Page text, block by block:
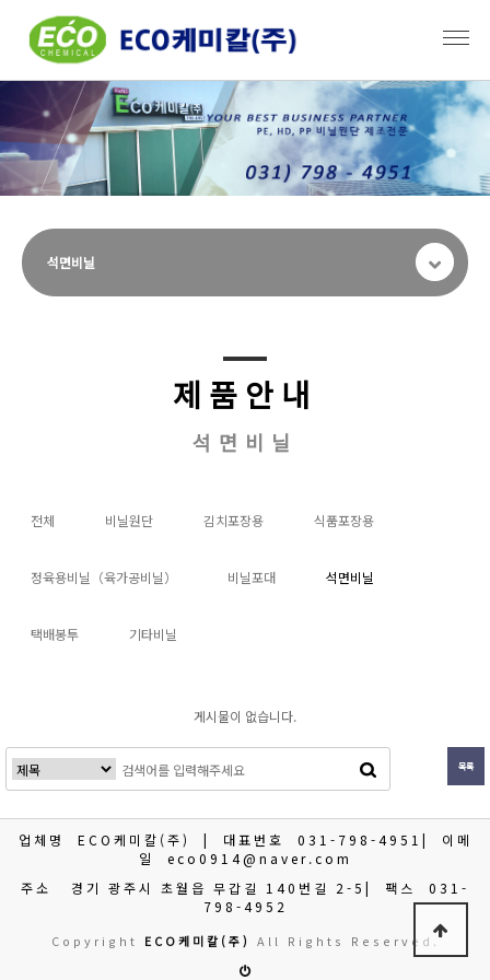
석면비닐
제품안내
석면비닐
전체 비닐원단 김치포장용 식품포장용
정육용비닐（육가공비닐） 비닐포대 석면비닐
택배봉투 기타비닐
게시물이 없습니다.
목록
업체명 ECO케미칼(주) | 대표번호 031-798-4951 | 이메
일 eco0914@naver.com
주소 경기 광주시 초월읍 무갑길 140번길 2-5 | 팩스 031-
798-4952
Copyright ECO케미칼(주) All Rights Reserved.